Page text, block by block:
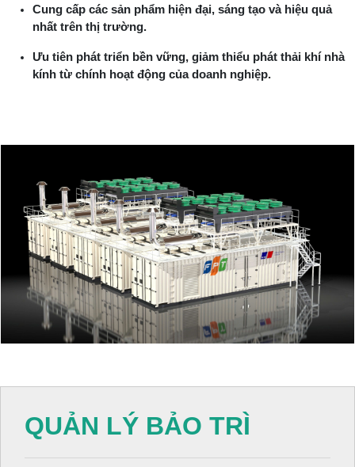
Cung cấp các sản phẩm hiện đại, sáng tạo và hiệu quả
nhất trên thị trường.
Ưu tiên phát triển bền vững, giảm thiểu phát thải khí nhà
kính từ chính hoạt động của doanh nghiệp.
QUẢN LÝ BẢO TRÌ